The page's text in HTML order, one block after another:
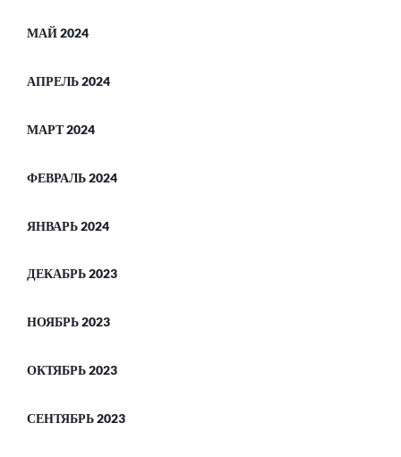
МАЙ 2024
АПРЕЛЬ 2024
МАРТ 2024
ФЕВРАЛЬ 2024
ЯНВАРЬ 2024
ДЕКАБРЬ 2023
НОЯБРЬ 2023
ОКТЯБРЬ 2023
СЕНТЯБРЬ 2023